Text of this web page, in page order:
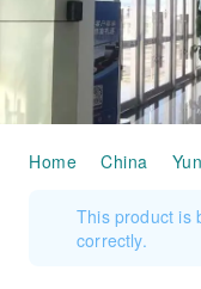
Home China
This product is
correctly.